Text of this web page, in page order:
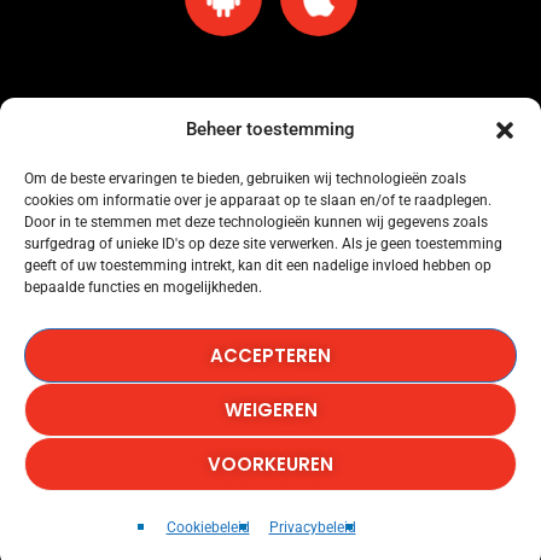
Beheer toestemming
Om de beste ervaringen te bieden, gebruiken wij technologieën zoals
cookies om informatie over je apparaat op te slaan en/of te raadplegen.
Door in te stemmen met deze technologieën kunnen wij gegevens zoals
surfgedrag of unieke ID's op deze site verwerken. Als je geen toestemming
geeft of uw toestemming intrekt, kan dit een nadelige invloed hebben op
bepaalde functies en mogelijkheden.
ACCEPTEREN
WEIGEREN
VOORKEUREN
Cookiebeleid Privacybeleid
NOW IS THE TIME
Omroep Amersfoort heeft een licentie voor muziekgebruik bij Buma Stemra
onder nummer: 53184845.
Omroep Amersfoort heeft een licentie voor muziekgebruik bij SENA onder
Omroep Amersfoort heeft een licentie voor het gebruik van Het Radionieuws.
Copyright © 1986-2026, Omroep Amersfoort, All Rights
Reserved